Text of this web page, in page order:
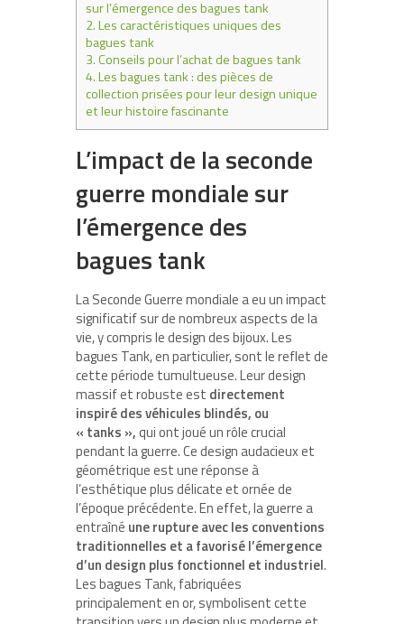
sur l’émergence des bagues tank
2.Les caractéristiques uniques des
bagues tank
3.Conseils pour l’achat de bagues tank
4.Les bagues tank : des pièces de
collection prisées pour leur design unique
et leur histoire fascinante
L’impact de la seconde
guerre mondiale sur
l’émergence des
bagues tank
La Seconde Guerre mondiale a eu un impact
significatif sur de nombreux aspects de la
vie, y compris le design des bijoux. Les
bagues Tank, en particulier, sont le reflet de
cette période tumultueuse. Leur design
massif et robuste est directement
inspiré des véhicules blindés, ou
« tanks »,qui ont joué un rôle crucial
pendant la guerre. Ce design audacieux et
géométrique est une réponse à
l’esthétique plus délicate et ornée de
l’époque précédente. En effet, la guerre a
entraîné une rupture avec les conventions
traditionnelles et a favorisé l’émergence
d’un design plus fonctionnel et industriel.
Les bagues Tank, fabriquées
principalement en or, symbolisent cette